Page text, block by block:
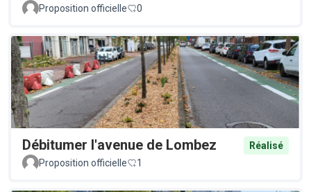
Proposition officielle 0
Débitumer l'avenue de Lombez
Réalisé
Proposition officielle
1